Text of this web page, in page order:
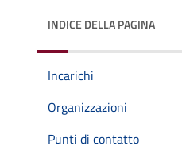
INDICE DELLA PAGINA
Incarichi
Organizzazioni
Punti di contatto